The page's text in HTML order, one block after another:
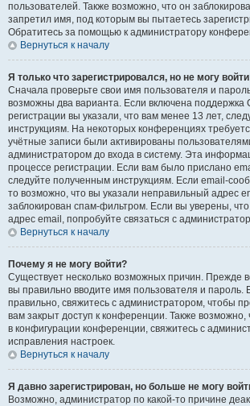
пользователей. Также возможно, что он
запретил имя, под которым вы пытаетесь
Обратитесь за помощью к администратору
Вернуться к началу
Я только что зарегистрировался, но не могу
Сначала проверьте свои имя пользователя и
возможны два варианта. Если включена поддержка
регистрации вы указали, что вам менее 13 лет,
инструкциям. На некоторых конференциях
учётные записи были активированы
администратором до входа в систему. Эта
процессе регистрации. Если вам было прислано
следуйте полученным инструкциям. Если email-
то возможно, что вы указали неправильный адрес
заблокирован спам-фильтром. Если вы уверены,
адрес email, попробуйте связаться с
Вернуться к началу
Почему я не могу войти?
Существует несколько возможных причин. Прежде
вы правильно вводите имя пользователя и
правильно, свяжитесь с администратором, чтобы
вам закрыт доступ к конференции. Также
в конфигурации конференции, свяжитесь с
исправления настроек.
Вернуться к началу
Я давно зарегистрирован, но больше не могу
Возможно, администратор по какой-то причине